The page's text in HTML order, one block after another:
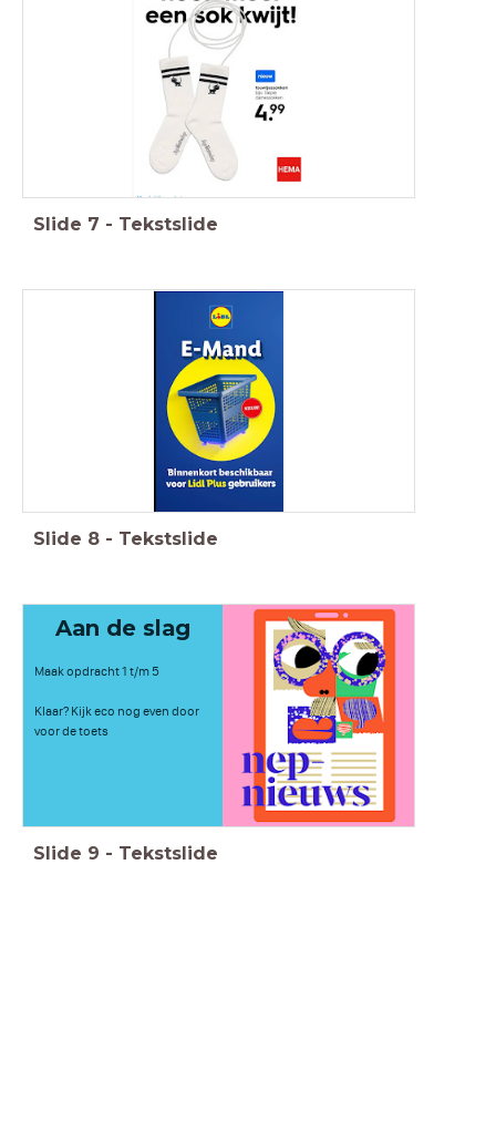
Slide 7 - Tekstslide
Slide 8 - Tekstslide
Aan de slag
Maak opdracht 1 t/m 5
Klaar? Kijk eco nog even door
voor de toets
Slide 9 - Tekstslide